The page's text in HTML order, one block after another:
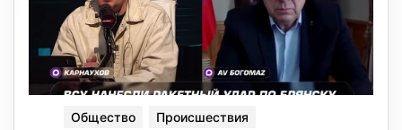
Общество Происшествия